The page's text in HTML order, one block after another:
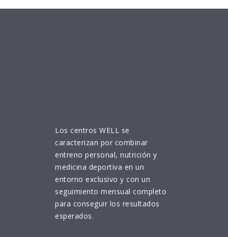
Los centros WELL se
caracterizan por combinar
entreno personal, nutrición y
medicina deportiva en un
entorno exclusivo y con un
seguimiento mensual completo
para conseguir los resultados
esperados.